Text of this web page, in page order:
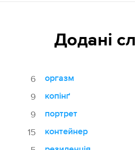
Додані
6
оргазм
9
копінґ
9
портрет
15
контейнер